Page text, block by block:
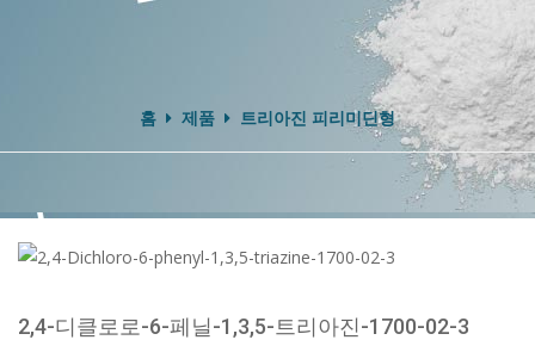
홈 제품 트리아진 피리미딘형
2,4-디클로로-6-페닐-1,3,5-트리아진-1700-02-3